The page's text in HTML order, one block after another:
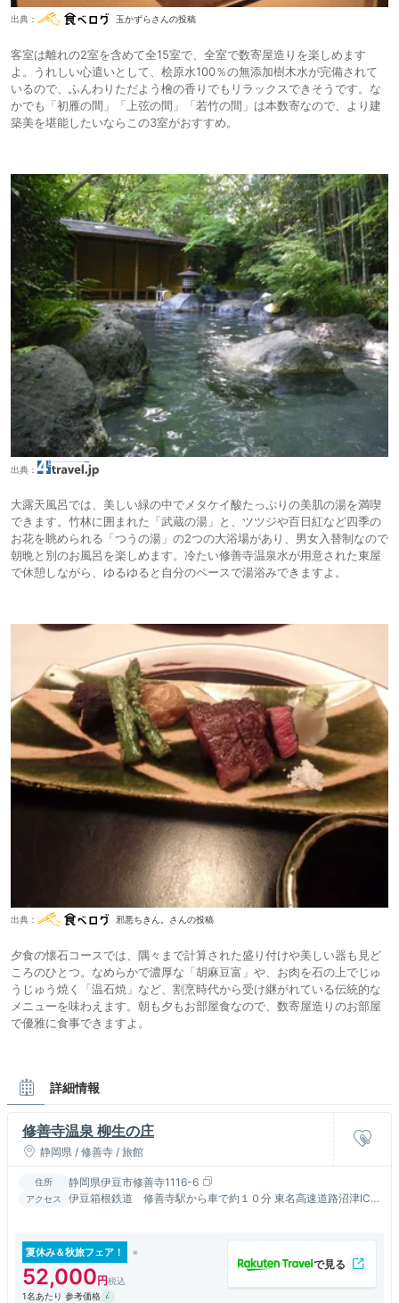
出典： 玉かずらさんの投稿
客室は離れの2室を含めて全15室で、全室で数寄屋造りを楽しめます
よ。うれしい心遣いとして、桧原水100％の無添加樹木水が完備されて
いるので、ふんわりただよう檜の香りでもリラックスできそうです。な
かでも「初雁の間」「上弦の間」「若竹の間」は本数寄なので、より建
築美を堪能したいならこの3室がおすすめ。
出典：
大露天風呂では、美しい緑の中でメタケイ酸たっぷりの美肌の湯を満喫
できます。竹林に囲まれた「武蔵の湯」と、ツツジや百日紅など四季の
お花を眺められる「つうの湯」の2つの大浴場があり、男女入替制なので
朝晩と別のお風呂を楽しめます。冷たい修善寺温泉水が用意された東屋
で休憩しながら、ゆるゆると自分のペースで湯浴みできますよ。
出典： 邪悪ちきん。さんの投稿
夕食の懐石コースでは、隅々まで計算された盛り付けや美しい器も見ど
ころのひとつ。なめらかで濃厚な「胡麻豆富」や、お肉を石の上でじゅ
うじゅう焼く「温石焼」など、割烹時代から受け継がれている伝統的な
メニューを味わえます。朝も夕もお部屋食なので、数寄屋造りのお部屋
で優雅に食事できますよ。
詳細情報
修善寺温泉 柳生の庄
静岡県 / 修善寺 / 旅館
住所 静岡県伊豆市修善寺1116-6
アクセス
伊豆箱根鉄道 修善寺駅から車で約１０分 東名高速道路沼津IC
夏休み＆秋旅フェア！
52,000
1名あたり 参考価格